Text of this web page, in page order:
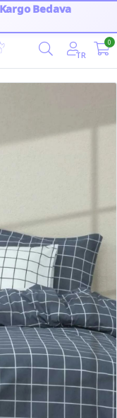
Kargo Bedava
TR
0